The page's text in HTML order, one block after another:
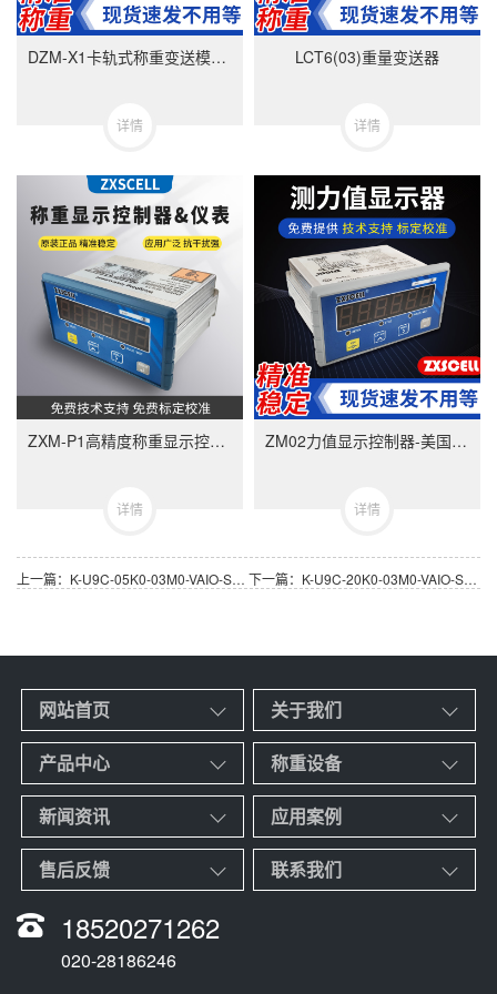
DZM-X1卡轨式称重变送模块-美国中克塞尔品牌
详情
LCT6(03)重量变送器
详情
ZXM-P1高精度称重显示控制器-ZXMP1美国中克塞尔品牌称重仪表
详情
ZM02力值显示控制器-美国中克塞尔品牌称重仪表
详情
上一篇：K-U9C-05K0-03M0-VAIO-S-I002力传感器 德国HBM非标微型拉压向力传感器 下一篇：K-U9C-20K0-03M0-VAIO-S-I002力传感器 德国HBM非标微型拉压向力传感器
网站首页 关于我们
产品中心 称重设备
新闻资讯 应用案例
售后反馈 联系我们
18520271262
020-28186246